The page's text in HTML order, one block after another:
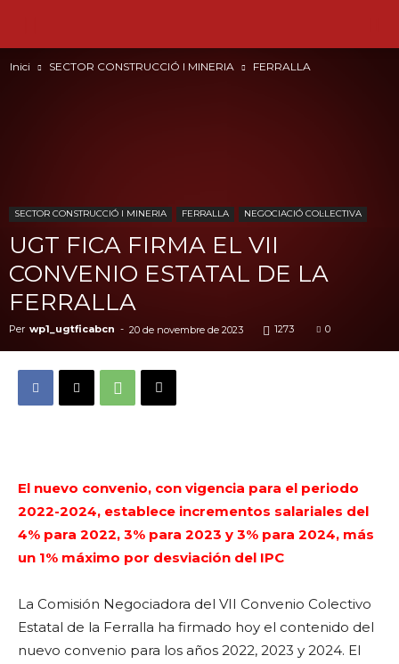
Inici SECTOR CONSTRUCCIÓ I MINERIA FERRALLA
SECTOR CONSTRUCCIÓ I MINERIA FERRALLA NEGOCIACIÓ COL·LECTIVA
UGT FICA FIRMA EL VII
CONVENIO ESTATAL DE LA
FERRALLA
Per wp1_ugtficabcn - 20 de novembre de 2023 1273 0
El nuevo convenio, con vigencia para el periodo
2022-2024, establece incrementos salariales del
4% para 2022, 3% para 2023 y 3% para 2024, más
un 1% máximo por desviación del IPC
La Comisión Negociadora del VII Convenio Colectivo
Estatal de la Ferralla ha firmado hoy el contenido del
nuevo convenio para los años 2022, 2023 y 2024. El